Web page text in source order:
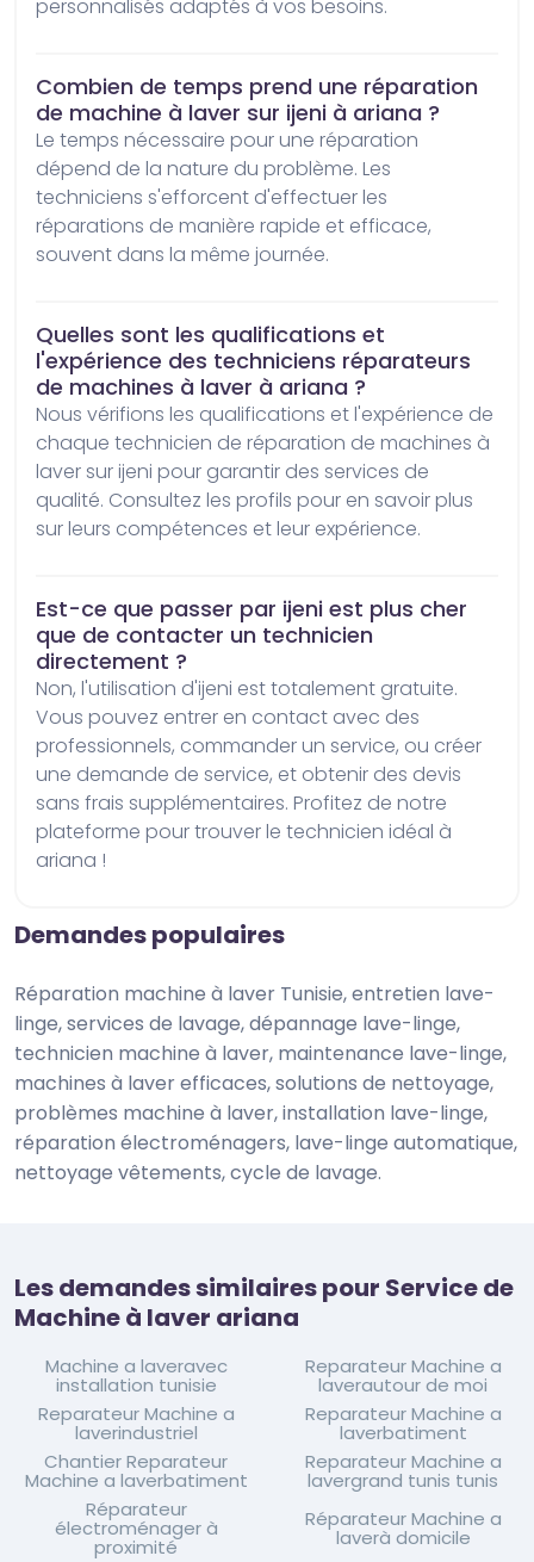
personnalisés adaptés à vos besoins.
Combien de temps prend une réparation
de machine à laver sur ijeni à ariana ?
Le temps nécessaire pour une réparation
dépend de la nature du problème. Les
techniciens s'efforcent d'effectuer les
réparations de manière rapide et efficace,
souvent dans la même journée.
Quelles sont les qualifications et
l'expérience des techniciens réparateurs
de machines à laver à ariana ?
Nous vérifions les qualifications et l'expérience de
chaque technicien de réparation de machines à
laver sur ijeni pour garantir des services de
qualité. Consultez les profils pour en savoir plus
sur leurs compétences et leur expérience.
Est-ce que passer par ijeni est plus cher
que de contacter un technicien
directement ?
Non, l'utilisation d'ijeni est totalement gratuite.
Vous pouvez entrer en contact avec des
professionnels, commander un service, ou créer
une demande de service, et obtenir des devis
sans frais supplémentaires. Profitez de notre
plateforme pour trouver le technicien idéal à
ariana !
Demandes populaires
Réparation machine à laver Tunisie, entretien lave-
linge, services de lavage, dépannage lave-linge,
technicien machine à laver, maintenance lave-linge,
machines à laver efficaces, solutions de nettoyage,
problèmes machine à laver, installation lave-linge,
réparation électroménagers, lave-linge automatique,
nettoyage vêtements, cycle de lavage.
Les demandes similaires pour Service de
Machine à laver ariana
Machine a laveravec
installation tunisie
Reparateur Machine a
laverautour de moi
Reparateur Machine a
laverindustriel
Reparateur Machine a
laverbatiment
Chantier Reparateur
Machine a laverbatiment
Reparateur Machine a
lavergrand tunis tunis
Réparateur
électroménager à
proximité
Réparateur Machine a
laverà domicile